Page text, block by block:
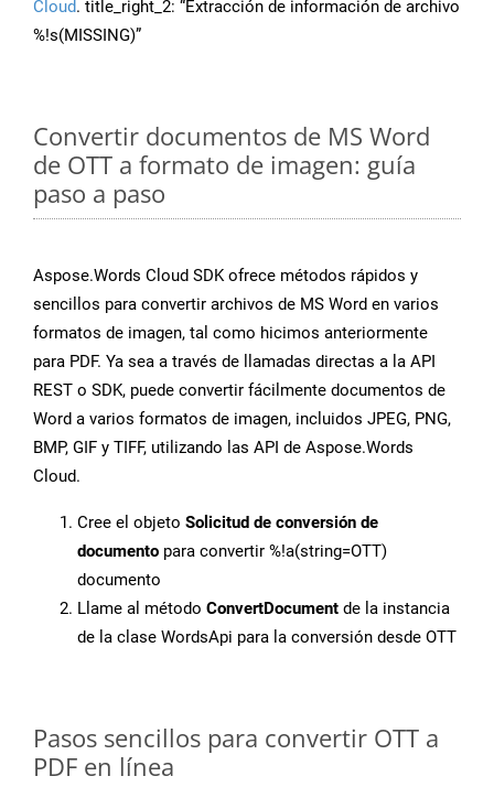
Cloud. title_right_2: “Extracción de información de archivo
%!s(MISSING)”
Convertir documentos de MS Word
de OTT a formato de imagen: guía
paso a paso
Aspose.Words Cloud SDK ofrece métodos rápidos y
sencillos para convertir archivos de MS Word en varios
formatos de imagen, tal como hicimos anteriormente
para PDF. Ya sea a través de llamadas directas a la API
REST o SDK, puede convertir fácilmente documentos de
Word a varios formatos de imagen, incluidos JPEG, PNG,
BMP, GIF y TIFF, utilizando las API de Aspose.Words
Cloud.
Cree el objeto Solicitud de conversión de
documento para convertir %!a(string=OTT)
documento
Llame al método ConvertDocument de la instancia
de la clase WordsApi para la conversión desde OTT
Pasos sencillos para convertir OTT a
PDF en línea